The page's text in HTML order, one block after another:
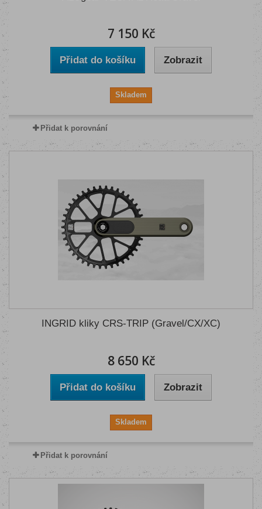
7 150 Kč
Přidat do košíku Zobrazit
Skladem
Přidat k porovnání
INGRID kliky CRS-TRIP (Gravel/CX/XC)
8 650 Kč
Přidat do košíku Zobrazit
Skladem
Přidat k porovnání